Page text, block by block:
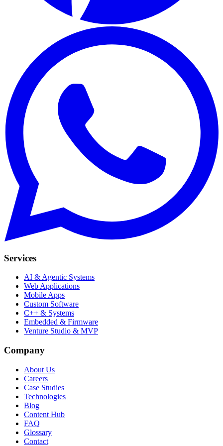
Services
AI & Agentic Systems
Web Applications
Mobile Apps
Custom Software
C++ & Systems
Embedded & Firmware
Venture Studio & MVP
Company
About Us
Careers
Case Studies
Technologies
Blog
Content Hub
FAQ
Glossary
Contact